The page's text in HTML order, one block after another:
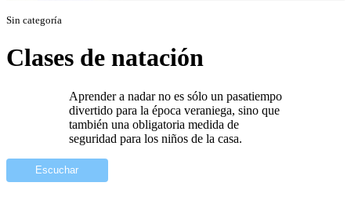
Sin categoría
Clases de natación
Aprender a nadar no es sólo un pasatiempo
divertido para la época veraniega, sino que
también una obligatoria medida de
seguridad para los niños de la casa.
Escuchar